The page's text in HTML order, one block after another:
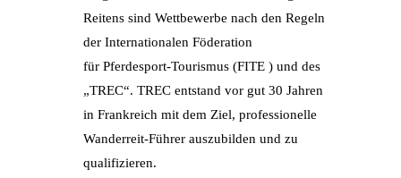
Reitens sind Wettbewerbe nach den Regeln
der Internationalen Föderation
für Pferdesport-Tourismus (FITE ) und des
„TREC“. TREC entstand vor gut 30 Jahren
in Frankreich mit dem Ziel, professionelle
Wanderreit-Führer auszubilden und zu
qualifizieren.